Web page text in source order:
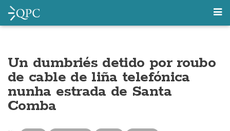
Un dumbriés detido por roubo
de cable de liña telefónica
nunha estrada de Santa
Comba